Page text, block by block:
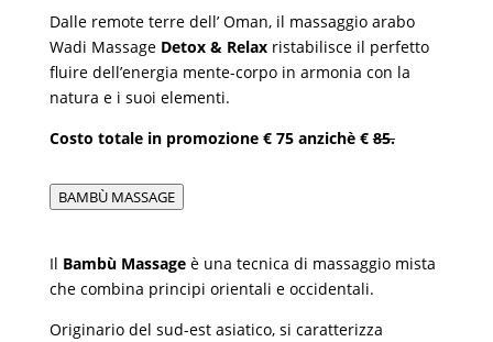
Dalle remote terre dell’ Oman, il massaggio arabo
Wadi Massage Detox & Relaxristabilisce il perfetto
fluire dell’energia mente-corpo in armonia con la
natura e i suoi elementi.
Costo totale in promozione € 75 anzichè €85.
BAMBÙ MASSAGE
Il Bambù Massageè una tecnica di massaggio mista
che combina principi orientali e occidentali.
Originario del sud-est asiatico, si caratterizza